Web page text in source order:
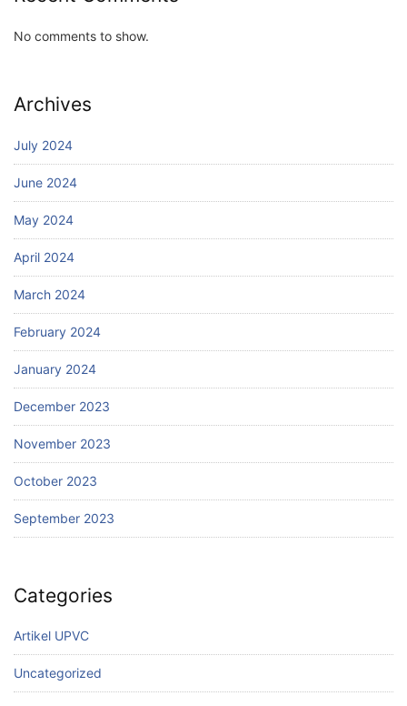
No comments to show.
Archives
July 2024
June 2024
May 2024
April 2024
March 2024
February 2024
January 2024
December 2023
November 2023
October 2023
September 2023
Categories
Artikel UPVC
Uncategorized